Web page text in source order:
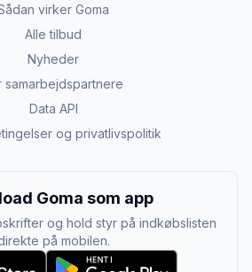
virker Goma
Alle tilbud
Nyheder
samarbejdspartnere
Data API
og privatlivspolitik
Goma som app
og hold styr på indkøbslisten
på mobilen.